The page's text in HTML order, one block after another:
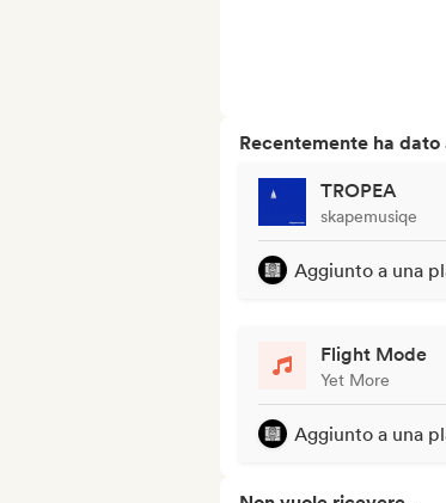
Recentemente ha
TROPEA
skapemusiqe
Aggiunto a una
Flight Mode
Yet More
Aggiunto a una